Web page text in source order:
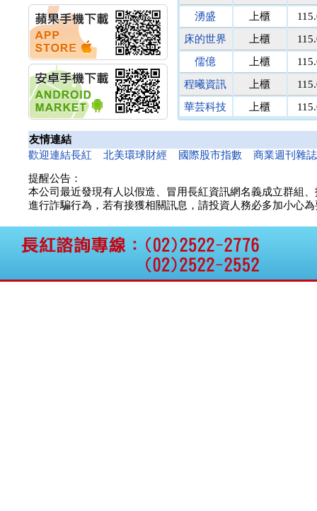
華旭先進:代重要子公司
碩通散熱股份有限公司
公告董事會通過發言人
及代理發
華旭先進:代重要子公司
碩通散熱股份有限公司
公告董事會決議發行員
工認股權
華旭先進:代重要子公司
公告董事會追認113年
向關係
碩通散熱股份有限公司
公告向關係人取得使用
權資產
BeliteBio,Inc公告受邀參
加第27屆眼
巨生生醫:公告本公司
MPB-1523MRI顯影劑-
醫電鼎眾
議價
三信商銀
議價
菘凱科技
議價
東盈光電
議價
匯頂電腦
議價
南美特科
議價
台塑網科
70.00
捷揚光電
議價
新德科技
議價
諾瓦材料
議價
智安電子
議價
穩晟材料
騰錂鐳射
茂德科技
湧盛
上櫃
床的世界
上櫃
儒億
上櫃
程曦資訊
上櫃
華芸科技
上櫃
精華生醫
上櫃
和亞智慧
上櫃
友情連結
歡迎連結長紅
北美環球財經 國際股市指數 商業週刊雜
提醒公告：
本公司最近發現有人以假造、冒用長紅資訊網名義成立群組
進行詐騙行為，若有接獲相關訊息，請投資人務必多加小心